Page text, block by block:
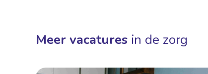
Meer vacatures in de zorg